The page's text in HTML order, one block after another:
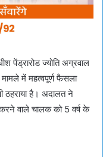
पेंड्रारोड ज्योति अग्रवाल
में महत्वपूर्ण फैसला
ठहराया है। अदालत ने
करने वाले चालक को 5 वर्ष के